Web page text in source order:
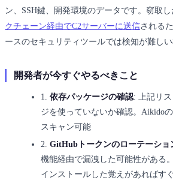
ン、SSH鍵、開発環境のデータです。窃取
クチェーン経由でC2サーバーに送信される
ースのセキュリティツールでは検知が難しい
開発者が今すぐやるべきこと
1. 依存パッケージの確認: 上記リ
ジを使っていないか確認。Aikido
スキャン可能
2. GitHubトークンのローテーショ
機能経由で漏洩した可能性がある
インストールした覚えがあればす